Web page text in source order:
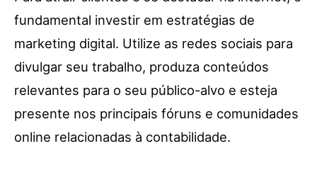
fundamental investir em estratégias de
marketing digital. Utilize as redes sociais para
divulgar seu trabalho, produza conteúdos
relevantes para o seu público-alvo e esteja
presente nos principais fóruns e comunidades
online relacionadas à contabilidade.